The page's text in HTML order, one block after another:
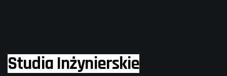
Studia Inżynierskie